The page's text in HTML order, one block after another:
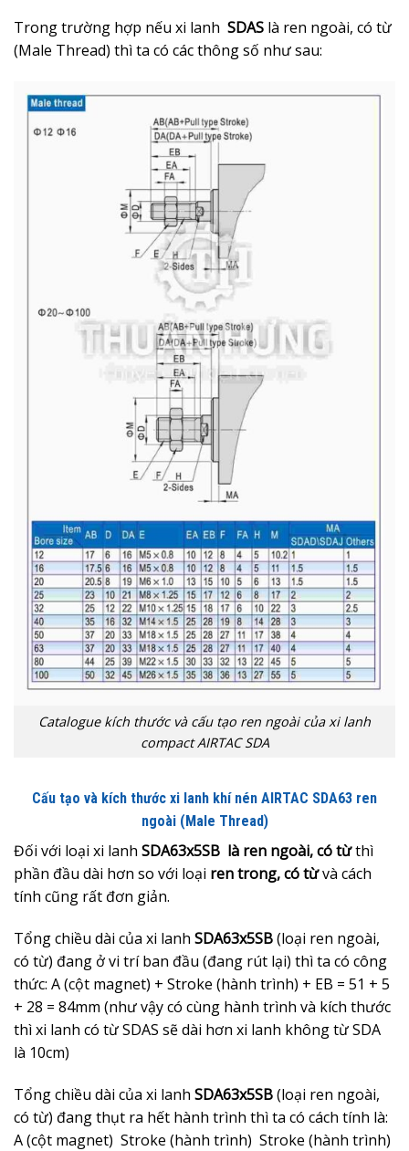
Trong trường hợp nếu xi lanh SDAS là ren ngoài, có từ
(Male Thread) thì ta có các thông số như sau:
Catalogue kích thước và cấu tạo ren ngoài của xi lanh
compact AIRTAC SDA
Cấu tạo và kích thước xi lanh khí nén AIRTAC SDA63 ren
ngoài (Male Thread)
Đối với loại xi lanh SDA63x5SB là ren ngoài, có từthì
phần đầu dài hơn so với loại ren trong, có từvà cách
tính cũng rất đơn giản.
Tổng chiều dài của xi lanh SDA63x5SB(loại ren ngoài,
có từ) đang ở vi trí ban đầu (đang rút lại) thì ta có công
thức: A (cột magnet) + Stroke (hành trình) + EB = 51 + 5
+ 28 = 84mm (như vậy có cùng hành trình và kích thước
thì xi lanh có từ SDAS sẽ dài hơn xi lanh không từ SDA
là 10cm)
Tổng chiều dài của xi lanh SDA63x5SB(loại ren ngoài,
có từ) đang thụt ra hết hành trình thì ta có cách tính là:
A (cột magnet) Stroke (hành trình) Stroke (hành trình)